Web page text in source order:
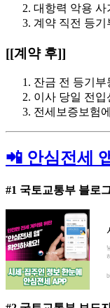
대항력 악용 사
계약 직전 등기
[[계약 후]]
잔금 전 등기
이사 당일 전
전세보증보험
📲 안심전세
#1 국토교통부 블로